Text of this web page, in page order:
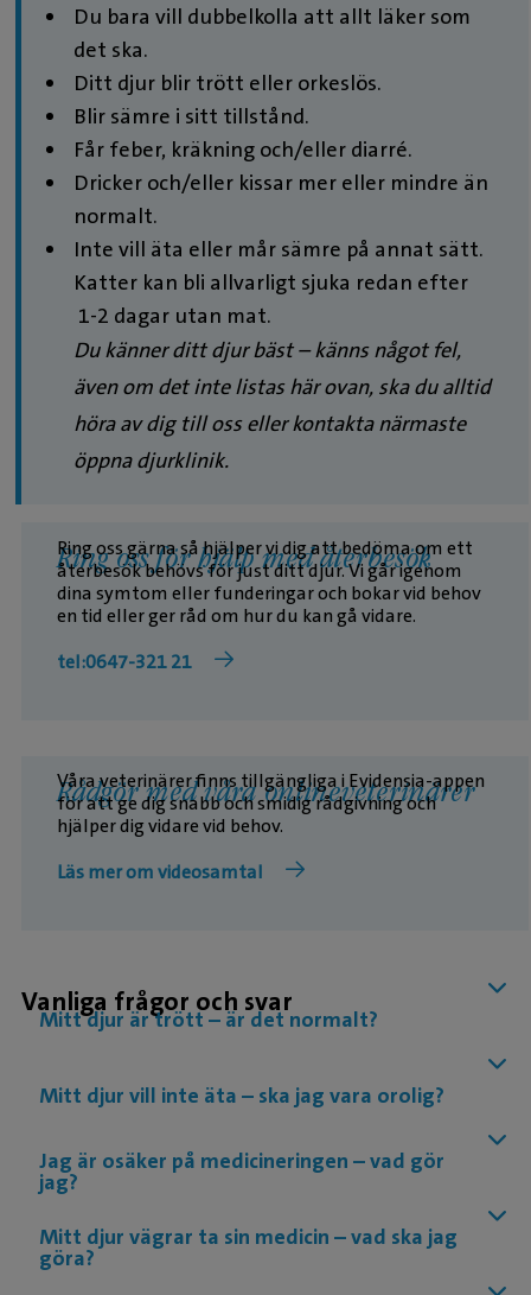
Du bara vill dubbelkolla att allt läker som
det ska.
Ditt djur blir trött eller orkeslös.
Blir sämre i sitt tillstånd.
Får feber, kräkning och/eller diarré.
Dricker och/eller kissar mer eller mindre än
normalt.
Inte vill äta eller mår sämre på annat sätt.
Katter kan bli allvarligt sjuka redan efter
1-2 dagar utan mat.
Du känner ditt djur bäst – känns något fel,
även om det inte listas här ovan, ska du alltid
höra av dig till oss eller kontakta närmaste
öppna djurklinik.
Ring oss för hjälp med återbesök
Ring oss gärna så hjälper vi dig att bedöma om ett
återbesök behövs för just ditt djur. Vi går igenom
dina symtom eller funderingar och bokar vid behov
en tid eller ger råd om hur du kan gå vidare.
tel:0647-321 21
Rådgör med våra onlineveterinärer
Våra veterinärer finns tillgängliga i Evidensia-appen
för att ge dig snabb och smidig rådgivning och
hjälper dig vidare vid behov.
Läs mer om videosamtal
Vanliga frågor och svar
Mitt djur är trött – är det normalt?
Mitt djur vill inte äta – ska jag vara orolig?
Jag är osäker på medicineringen – vad gör
jag?
Mitt djur vägrar ta sin medicin – vad ska jag
göra?